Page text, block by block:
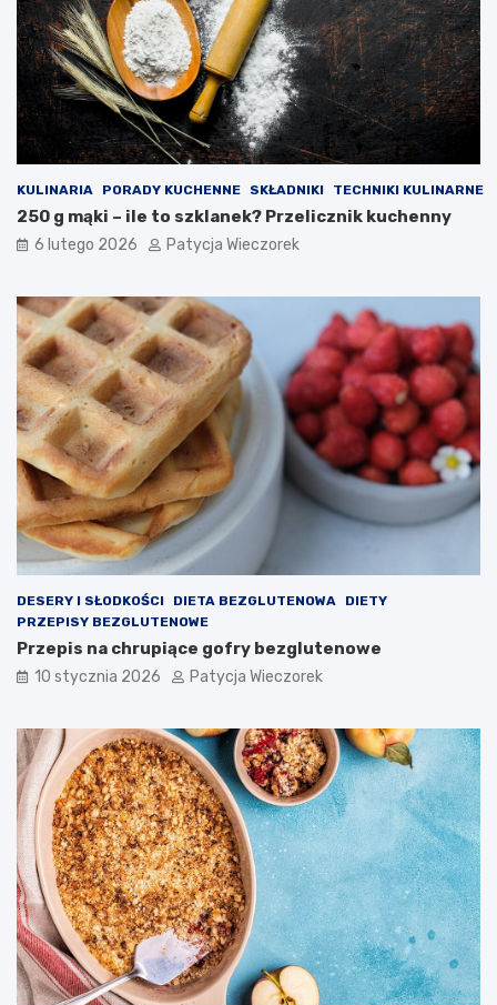
KULINARIA PORADY KUCHENNE SKŁADNIKI TECHNIKI KULINARNE
250 g mąki – ile to szklanek? Przelicznik kuchenny
6 lutego 2026 Patycja Wieczorek
DESERY I SŁODKOŚCI DIETA BEZGLUTENOWA
DIETY
PRZEPISY BEZGLUTENOWE
Przepis na chrupiące gofry bezglutenowe
10 stycznia 2026 Patycja Wieczorek